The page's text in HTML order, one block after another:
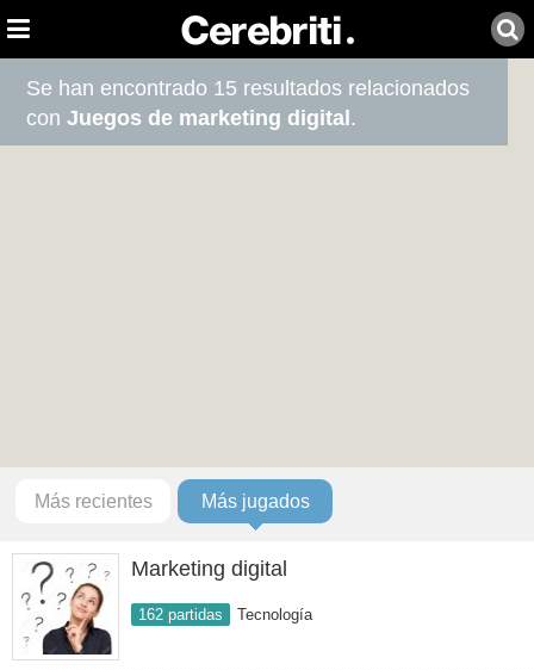
Se han encontrado 15 resultados relacionados
conJuegos de marketing digital .
Más recientes Más jugados
Marketing digital
162 partidas Tecnología